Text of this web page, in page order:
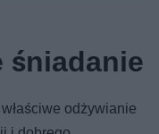
śniadanie
odżywianie